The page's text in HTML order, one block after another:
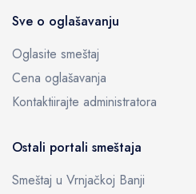
Sve o oglašavanju
Oglasite smeštaj
Cena oglašavanja
Kontaktiirajte administratora
Ostali portali smeštaja
Smeštaj u Vrnjačkoj Banji